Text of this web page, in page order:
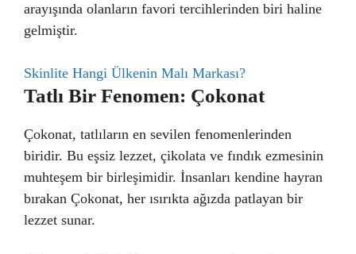
arayışında olanların favori tercihlerinden biri haline
gelmiştir.
Skinlite Hangi Ülkenin Malı Markası?
Tatlı Bir Fenomen: Çokonat
Çokonat, tatlıların en sevilen fenomenlerinden
biridir. Bu eşsiz lezzet, çikolata ve fındık ezmesinin
muhteşem bir birleşimidir. İnsanları kendine hayran
bırakan Çokonat, her ısırıkta ağızda patlayan bir
lezzet sunar.